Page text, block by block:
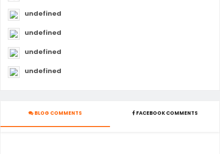
undefined
undefined
undefined
undefined
BLOG COMMENTS FACEBOOK COMMENTS